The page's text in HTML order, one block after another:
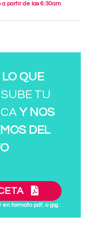
a partir de las 6:30am
QUE
TU
Y NOS
DEL
formato pdf. o jpg.